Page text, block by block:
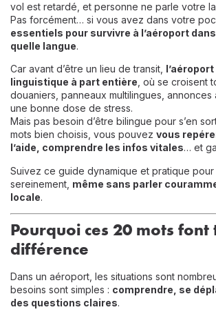
vol est retardé, et personne ne parle votre
Pas forcément… si vous avez dans votre
essentiels pour survivre à l’aéroport
quelle langue.
Car avant d’être un lieu de transit,
linguistique à part entière , où se croisent
douaniers, panneaux multilingues,
une bonne dose de stress.
Mais pas besoin d’être bilingue pour s’en
mots bien choisis, vous pouvez vous
l’aide, comprendre les infos vitales… et
Suivez ce guide dynamique et pratique
sereinement, même sans parler
locale.
Pourquoi ces 20 mots font
différence
Dans un aéroport, les situations sont
besoins sont simples : comprendre, se
des questions claires.